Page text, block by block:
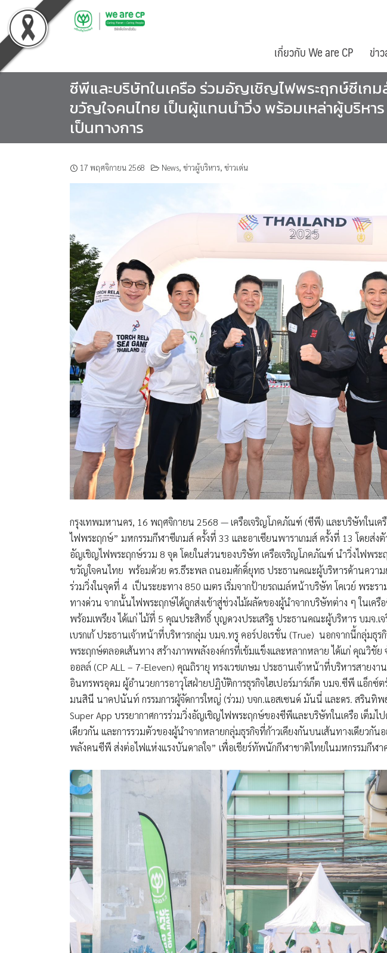
to
content
เกี่ยวกับ We are CP ข่า
ซีพีและบริษัทในเครือ ร่วมอัญเชิญไฟพระฤกษ์ซีเกม
ขวัญใจคนไทย เป็นผู้แทนนำวิ่ง พร้อมเหล่าผู้บริห
เป็นทางการ
17 พฤศจิกายน 2568 News, ข่าวผู้บริหาร, ข่าวเด่น
กรุงเทพมหานคร, 16 พฤศจิกายน 2568 — เครือเจริญโภคภัณฑ์ (ซีพี) และบริษัทในเ
ไฟพระฤกษ์” มหกรรมกีฬาซีเกมส์ ครั้งที่ 33 และอาเซียนพาราเกมส์ ครั้งที่ 13 โดยส่ง
อัญเชิญไฟพระฤกษ์รวม 8 จุด โดยในส่วนของบริษัท เครือเจริญโภคภัณฑ์ นำวิ่งไฟพร
ขวัญใจคนไทย พร้อมด้วย ดร.ธีระพล ถนอมศักดิ์ยุทธ ประธานคณะผู้บริหารด้านควา
ร่วมวิ่งในจุดที่ 4 เป็นระยะทาง 850 เมตร เริ่มจากป้ายรถเมล์หน้าบริษัท โคเวย์ พระร
ทางด่วน จากนั้นไฟพระฤกษ์ได้ถูกส่งเข้าสู่ช่วงไม้ผลัดของผู้นำจากบริษัทต่าง ๆ ในเค
พร้อมเพรียง ได้แก่ ไม้ที่ 5 คุณประสิทธิ์ บุญดวงประเสริฐ ประธานคณะผู้บริหาร บมจ.
เบรกเก้ ประธานเจ้าหน้าที่บริหารกลุ่ม บมจ.ทรู คอร์ปอเรชั่น (True) นอกจากนี้กลุ่มธุร
พระฤกษ์ตลอดเส้นทาง สร้างภาพพลังองค์กรที่เข้มแข็งและหลากหลาย ได้แก่ คุณวิชัย
ออลล์ (CP ALL – 7-Eleven) คุณถิรายุ ทรงเวชเกษม ประธานเจ้าหน้าที่บริหารสาย
อินทรพรอุดม ผู้อำนวยการอาวุโสฝ่ายปฏิบัติการธุรกิจไฮเปอร์มาร์เก็ต บมจ.ซีพี แอ็กซ์ต
มนสินี นาคปนันท์ กรรมการผู้จัดการใหญ่ (ร่วม) บจก.แอสเซนด์ มันนี่ และดร. สรินทิพย์
Super App บรรยากาศการร่วมวิ่งอัญเชิญไฟพระฤกษ์ของซีพีและบริษัทในเครือ เต็มไ
เดียวกัน และการรวมตัวของผู้นำจากหลายกลุ่มธุรกิจที่ก้าวเคียงกันบนเส้นทางเดียวกั
พลังคนซีพี ส่งต่อไฟแห่งแรงบันดาลใจ” เพื่อเชียร์ทัพนักกีฬาชาติไทยในมหกรรมกีฬา